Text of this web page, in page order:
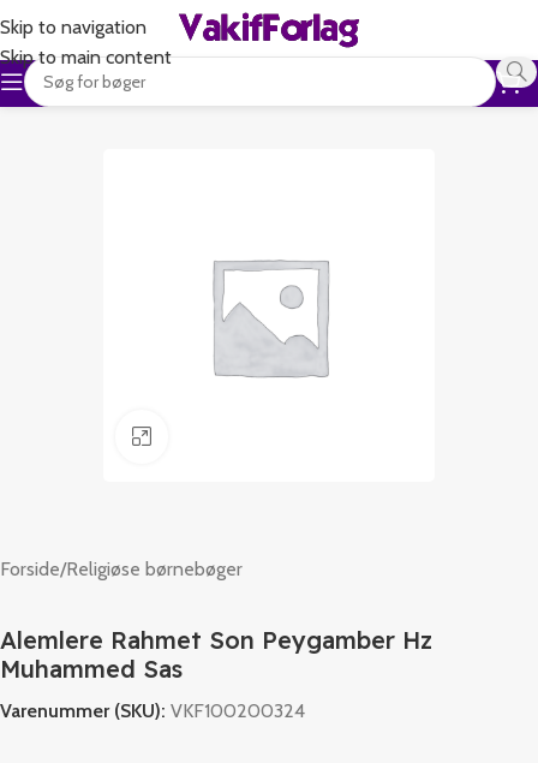
Skip to navigation
Skip to main content
Forside/Religiøse børnebøger
Alemlere Rahmet Son Peygamber Hz
Muhammed Sas
Varenummer (SKU): VKF100200324